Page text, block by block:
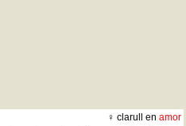
♀ clarull en amor